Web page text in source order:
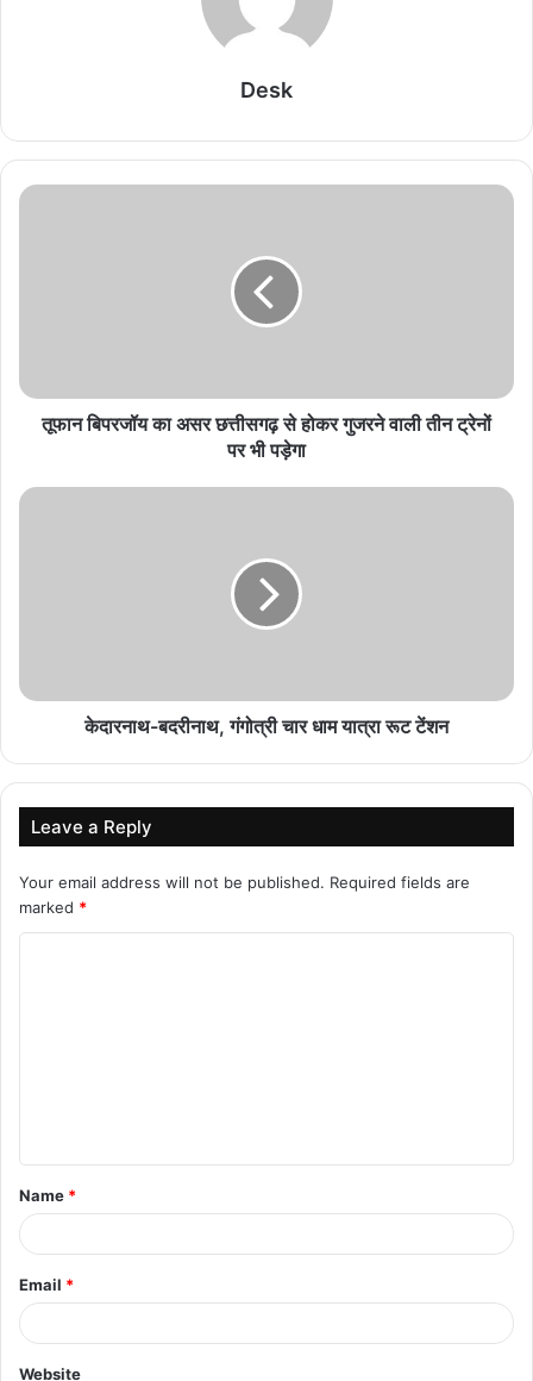
बैलाडीला के लौह अयस्क की ताकत से जापान को मिली नई
राह, बस्तर का बढ़ा मान
August 9, 2026
शिक्षा के क्षेत्र में उत्कृष्ट कार्य के लिए श्रीमती रुपिका लॉरेंस
सम्मानित
पैमाने पर तबादले
August 8, 2026
August 8, 2026
Durg में अवैध खनिज परिवहन करने वाले वाहनों पर शिकंजा,
लगाया गया भारी जुर्माना
Desk
तूफान बिपरजॉय का असर छत्तीसगढ़ से होकर गुजरने वाली तीन ट्रेनों
पर भी पड़ेगा
केदारनाथ-बदरीनाथ, गंगोत्री चार धाम यात्रा रूट टेंशन
Leave a Reply
Your email address will not be published. Required fields are
marked *
t
*
Name *
Email *
Website